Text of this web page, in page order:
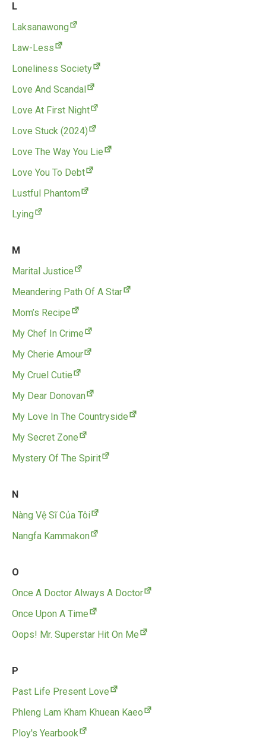
L
Laksanawong
Law-Less
Loneliness Society
Love And Scandal
Love At First Night
Love Stuck (2024)
Love The Way You Lie
Love You To Debt
Lustful Phantom
Lying
M
Marital Justice
Meandering Path Of A Star
Mom’s Recipe
My Chef In Crime
My Cherie Amour
My Cruel Cutie
My Dear Donovan
My Love In The Countryside
My Secret Zone
Mystery Of The Spirit
N
Nàng Vệ Sĩ Của Tôi
Nangfa Kammakon
O
Once A Doctor Always A Doctor
Once Upon A Time
Oops! Mr. Superstar Hit On Me
P
Past Life Present Love
Phleng Lam Kham Khuean Kaeo
Ploy's Yearbook